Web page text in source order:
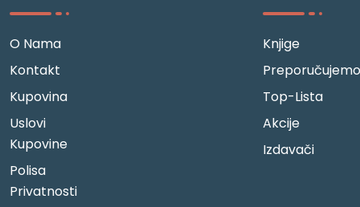
O Nama
Kontakt
Kupovina
Uslovi
Kupovine
Polisa
Privatnosti
Knjige
Preporučujemo
Top-Lista
Akcije
Izdavači